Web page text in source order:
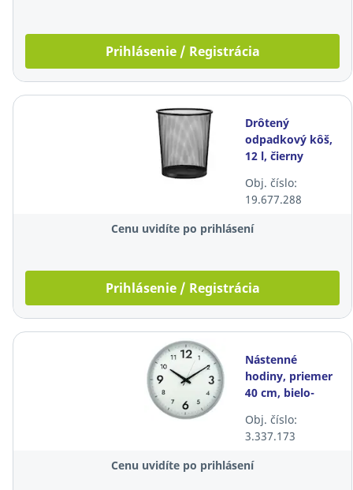
Prihlásenie / Registrácia
Drôtený
odpadkový kôš,
12 l, čierny
Obj. číslo:
19.677.288
Cenu uvidíte po prihlásení
Prihlásenie / Registrácia
Nástenné
hodiny, priemer
40 cm, bielo-
Obj. číslo:
3.337.173
Cenu uvidíte po prihlásení